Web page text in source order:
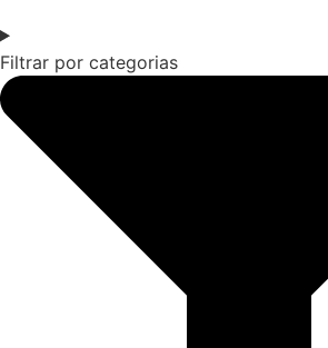
Filtrar por categorias